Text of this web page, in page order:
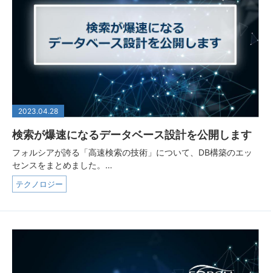
2023.04.28
検索が爆速になるデータベース設計を公開します
フォルシアが誇る「高速検索の技術」について、DB構築のエッ
センスをまとめました。…
テクノロジー